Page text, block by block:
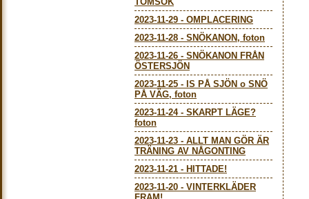
2023-11-29 - OMPLACERING
2023-11-28 - SNÖKANON, foton
2023-11-26 - SNÖKANON FRÅN
ÖSTERSJÖN
2023-11-25 - IS PÅ SJÖN o SNÖ
PÅ VÄG, foton
2023-11-24- SKARPT LÄGE?
foton
2023-11-23 - ALLT MAN GÖR ÄR
TRÄNING AV NÅGONTING
2023-11-21 - HITTADE!
2023-11-20 - VINTERKLÄDER